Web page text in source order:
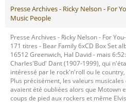
Presse Archives - Ricky Nelson - For
Music People
Presse Archives - Ricky Nelson - For
171 titres - Bear Family 6xCD Box Set
16512 Greenwich, Hal David - mais
Charles'Bud' Dant (1907-1999), qui
intéressé par le rock'n'roll ou le
Plus précisément, les valeurs
avaient été oubliées alors que Motown
coups de pied aux rockers et même